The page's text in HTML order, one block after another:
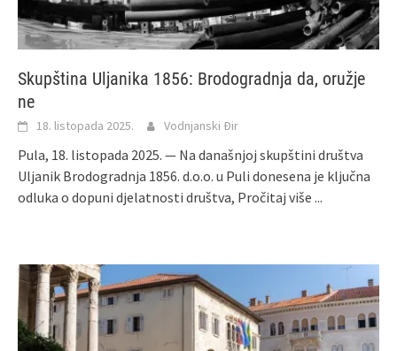
Skupština Uljanika 1856: Brodogradnja da, oružje
ne
18. listopada 2025. Vodnjanski Đir
Pula, 18. listopada 2025. — Na današnjoj skupštini društva
Uljanik Brodogradnja 1856. d.o.o. u Puli donesena je ključna
odluka o dopuni djelatnosti društva, Pročitaj više ...